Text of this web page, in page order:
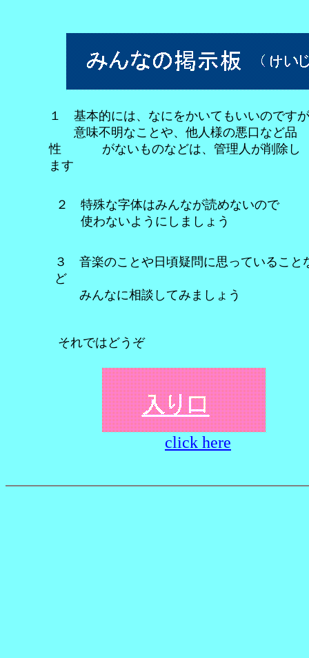
１ 基本的には、なにをかいてもいいのですが
意味不明なことや、他人様の悪口など品
性 がないものなどは、管理人が削除し
ます
２ 特殊な字体はみんなが読めないので
使わないようにしましょう
３ 音楽のことや日頃疑問に思っていること
ど
みんなに相談してみましょう
それではどうぞ
click here